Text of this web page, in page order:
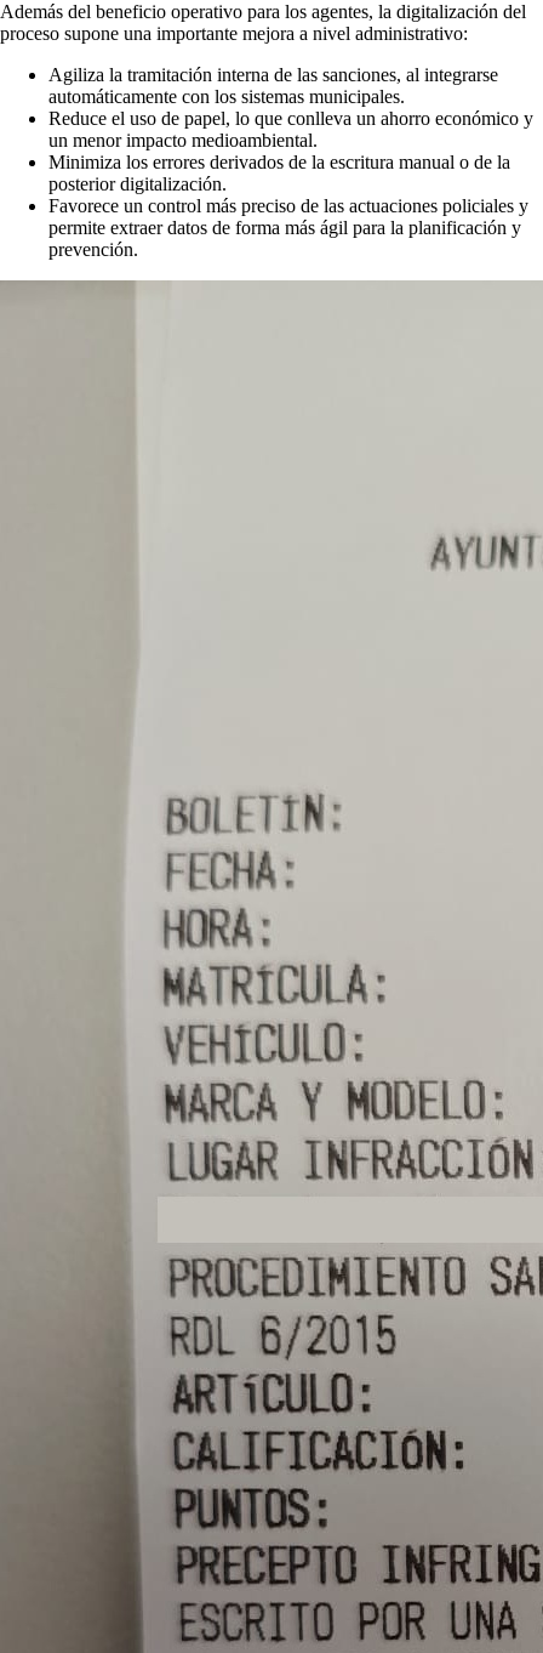
Además del beneficio operativo para los agentes, la digitalización del
proceso supone una importante mejora a nivel administrativo:
Agiliza la tramitación interna de las sanciones, al integrarse
automáticamente con los sistemas municipales.
Reduce el uso de papel, lo que conlleva un ahorro económico y
un menor impacto medioambiental.
Minimiza los errores derivados de la escritura manual o de la
posterior digitalización.
Favorece un control más preciso de las actuaciones policiales y
permite extraer datos de forma más ágil para la planificación y
prevención.